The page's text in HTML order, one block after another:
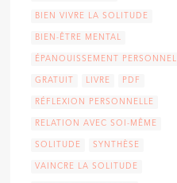
BIEN VIVRE LA SOLITUDE
BIEN-ÊTRE MENTAL
ÉPANOUISSEMENT PERSONNEL
GRATUIT LIVRE PDF
RÉFLEXION PERSONNELLE
RELATION AVEC SOI-MÊME
SOLITUDE SYNTHÈSE
VAINCRE LA SOLITUDE